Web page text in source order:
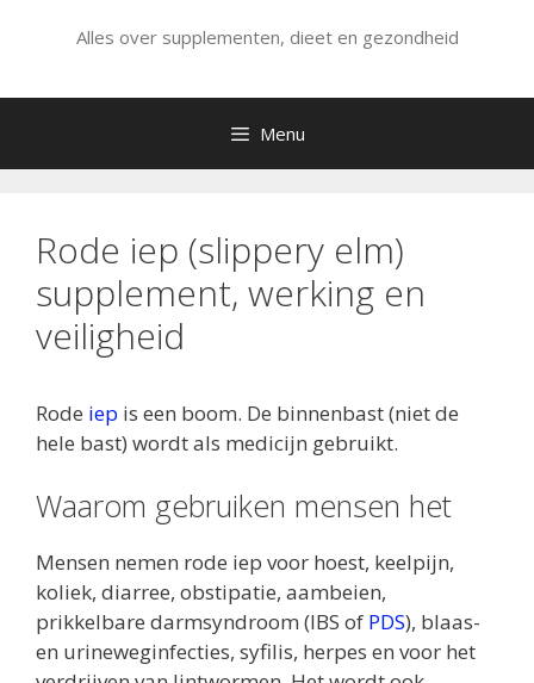
Alles over supplementen, dieet en gezondheid
Menu
Rode iep (slippery elm)
supplement, werking en
veiligheid
Rode iep is een boom. De binnenbast (niet de
hele bast) wordt als medicijn gebruikt.
Waarom gebruiken mensen het
Mensen nemen rode iep voor hoest, keelpijn,
koliek, diarree, obstipatie, aambeien,
prikkelbare darmsyndroom (IBS of PDS), blaas-
en urineweginfecties, syfilis, herpes en voor het